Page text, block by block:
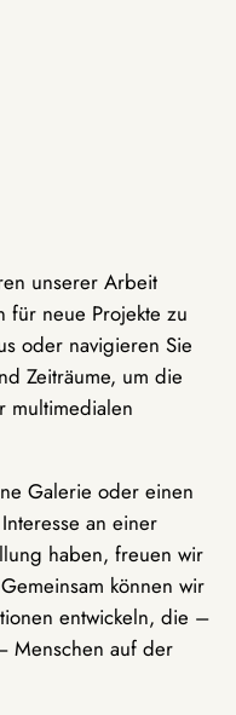
unserer Arbeit
für neue Projekte zu
oder navigieren Sie
Zeiträume, um die
multimedialen
Galerie oder einen
an einer
haben, freuen wir
können wir
entwickeln, die –
Menschen auf der